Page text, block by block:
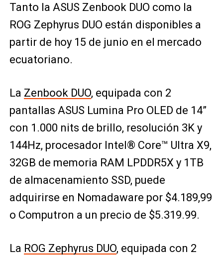
Tanto la ASUS Zenbook DUO como la
ROG Zephyrus DUO están disponibles a
partir de hoy 15 de junio en el mercado
ecuatoriano.
La Zenbook DUO, equipada con 2
pantallas ASUS Lumina Pro OLED de 14”
con 1.000 nits de brillo, resolución 3K y
144Hz, procesador Intel® Core™ Ultra X9,
32GB de memoria RAM LPDDR5X y 1TB
de almacenamiento SSD, puede
adquirirse en Nomadaware por $4.189,99
o Computron a un precio de $5.319.99.
La ROG Zephyrus DUO, equipada con 2